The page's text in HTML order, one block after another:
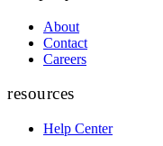
About
Contact
Careers
resources
Help Center